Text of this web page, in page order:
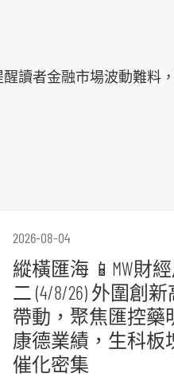
讀者金融市場波動難料
2026-08-04
縱橫匯海 📱MW財
二 (4/8/26) 外圍創新
帶動，聚焦匯控藥
康德業績，生科板
催化密集